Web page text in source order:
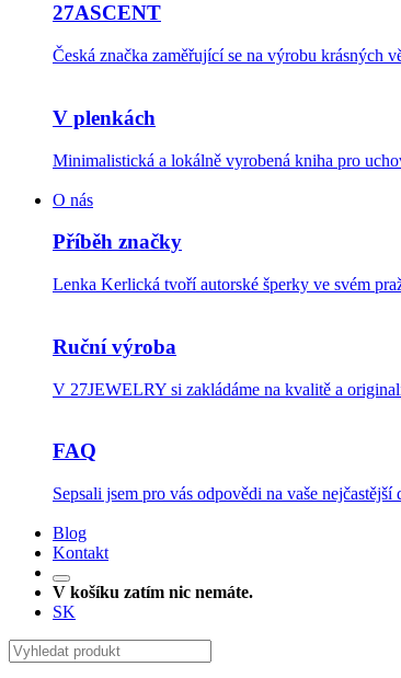
27ASCENT
Česká značka zaměřující se na výrobu krásných
V plenkách
Minimalistická a lokálně vyrobená kniha pro
O nás
Příběh značky
Lenka Kerlická tvoří autorské šperky ve svém
Ruční výroba
V 27JEWELRY si zakládáme na kvalitě a
FAQ
Sepsali jsem pro vás odpovědi na vaše
Blog
Kontakt
V košíku zatím nic nemáte.
SK